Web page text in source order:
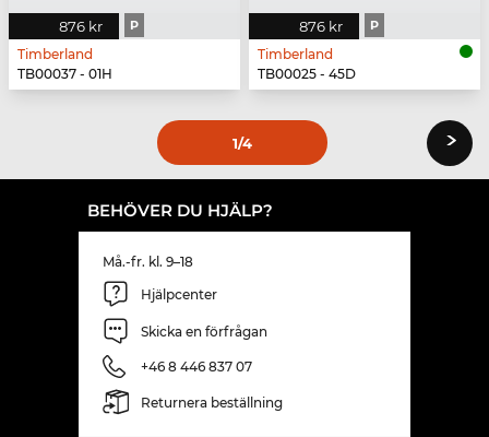
876 kr P
Timberland
TB00037 - 01H
876 kr P
Timberland
TB00025 - 45D
1/4 ›
BEHÖVER DU HJÄLP?
Må.-fr. kl. 9–18
Hjälpcenter
Skicka en förfrågan
+46 8 446 837 07
Returnera beställning